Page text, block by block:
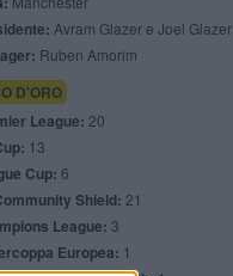
Avram Glazer e Joel Glazer
Ruben Amorim
D'ORO
League: 20
13
Cup: 6
Shield: 21
League: 3
Europea: 1